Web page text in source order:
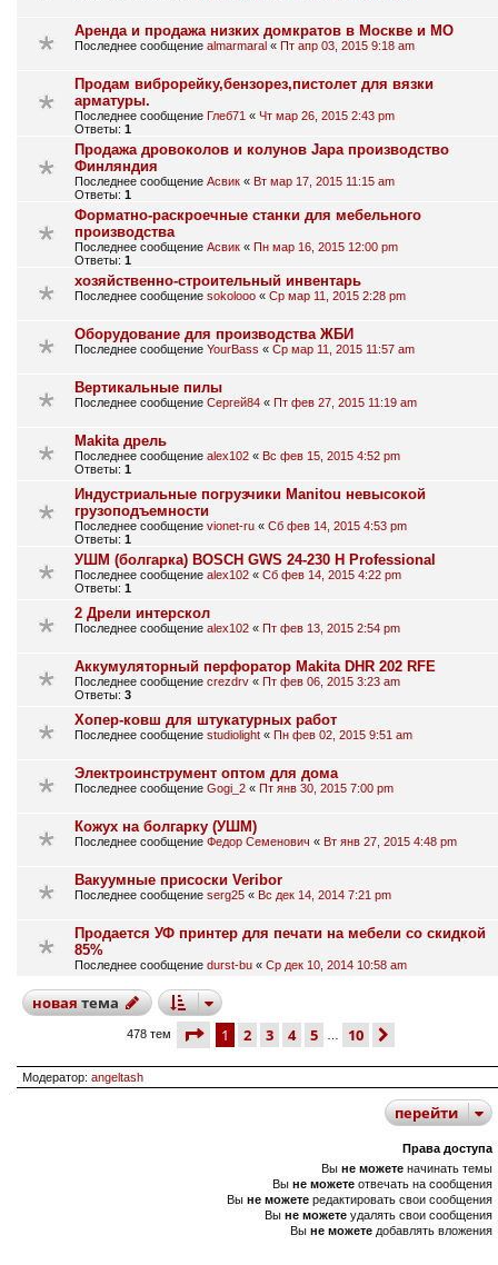
Аренда и продажа низких домкратов в Москве и МО
Последнее сообщение almarmaral « Пт апр 03, 2015 9:18 am
Продам виброрейку,бензорез,пистолет для вязки
арматуры.
Последнее сообщение Глеб71 « Чт мар 26, 2015 2:43 pm
Ответы: 1
Продажа дровоколов и колунов Japa производство
Финляндия
Последнее сообщение Асвик « Вт мар 17, 2015 11:15 am
Ответы: 1
Форматно-раскроечные станки для мебельного
производства
Последнее сообщение Асвик « Пн мар 16, 2015 12:00 pm
Ответы: 1
хозяйственно-строительный инвентарь
Последнее сообщение sokolooo « Ср мар 11, 2015 2:28 pm
Оборудование для производства ЖБИ
Последнее сообщение YourBass « Ср мар 11, 2015 11:57 am
Вертикальные пилы
Последнее сообщение Сергей84 « Пт фев 27, 2015 11:19 am
Makita дрель
Последнее сообщение alex102 « Вс фев 15, 2015 4:52 pm
Ответы: 1
Индустриальные погрузчики Manitou невысокой
грузоподъемности
Последнее сообщение vionet-ru « Сб фев 14, 2015 4:53 pm
Ответы: 1
УШМ (болгарка) BOSCH GWS 24-230 H Professional
Последнее сообщение alex102 « Сб фев 14, 2015 4:22 pm
Ответы: 1
2 Дрели интерскол
Последнее сообщение alex102 « Пт фев 13, 2015 2:54 pm
Аккумуляторный перфоратор Makita DHR 202 RFE
Последнее сообщение crezdrv « Пт фев 06, 2015 3:23 am
Ответы: 3
Хопер-ковш для штукатурных работ
Последнее сообщение studiolight « Пн фев 02, 2015 9:51 am
Электроинструмент оптом для дома
Последнее сообщение Gogi_2 « Пт янв 30, 2015 7:00 pm
Кожух на болгарку (УШМ)
Последнее сообщение Федор Семенович « Вт янв 27, 2015 4:48 pm
Вакуумные присоски Veribor
Последнее сообщение serg25 « Вс дек 14, 2014 7:21 pm
Продается УФ принтер для печати на мебели со скидкой
85%
Последнее сообщение durst-bu « Ср дек 10, 2014 10:58 am
новаятема
478 тем страница 1 из 10
1 2 3 4 5 10
Модератор: angeltash
перейти
Права доступа
Вы не можете начинать темы
Вы не можете отвечать на сообщения
Вы не можете редактировать свои сообщения
Вы не можете удалять свои сообщения
Вы не можете добавлять вложения